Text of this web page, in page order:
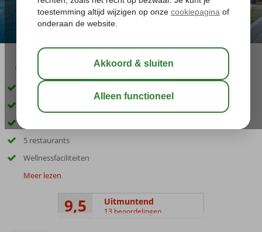
03:45
Only Adult: min. leeftijd 16 jaar
Ultra All Inclusive!
5 restaurants
Wellnessfaciliteiten
Meer lezen
9,5 Uitmuntend
13 beoordelingen